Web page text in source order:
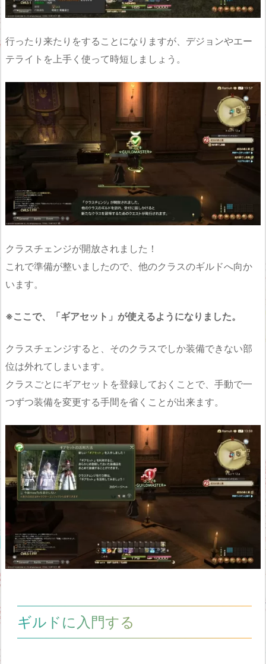
行ったり来たりをすることになりますが、デジョンやエー
テライトを上手く使って時短しましょう。
クラスチェンジが開放されました！
これで準備が整いましたので、他のクラスのギルドへ向か
います。
※ここで、「ギアセット」が使えるようになりました。
クラスチェンジすると、そのクラスでしか装備できない部
位は外れてしまいます。
クラスごとにギアセットを登録しておくことで、手動で一
つずつ装備を変更する手間を省くことが出来ます。
ギルドに入門する